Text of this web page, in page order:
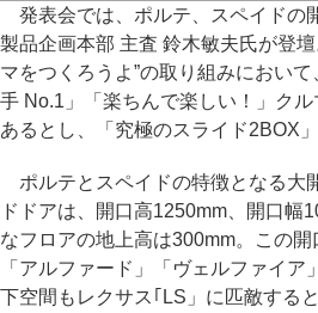
発表会では、ポルテ、スペイドの
製品企画本部 主査 鈴木敏夫氏が登
マをつくろうよ”の取り組みにおい
手 No.1」「楽ちんで楽しい！」ク
あるとし、「究極のスライド2BOX」
ポルテとスペイドの特徴となる大
ドドアは、開口高1250mm、開口幅
なフロアの地上高は300mm。この
「アルファード」「ヴェルファイア
下空間もレクサス｢LS」に匹敵すると